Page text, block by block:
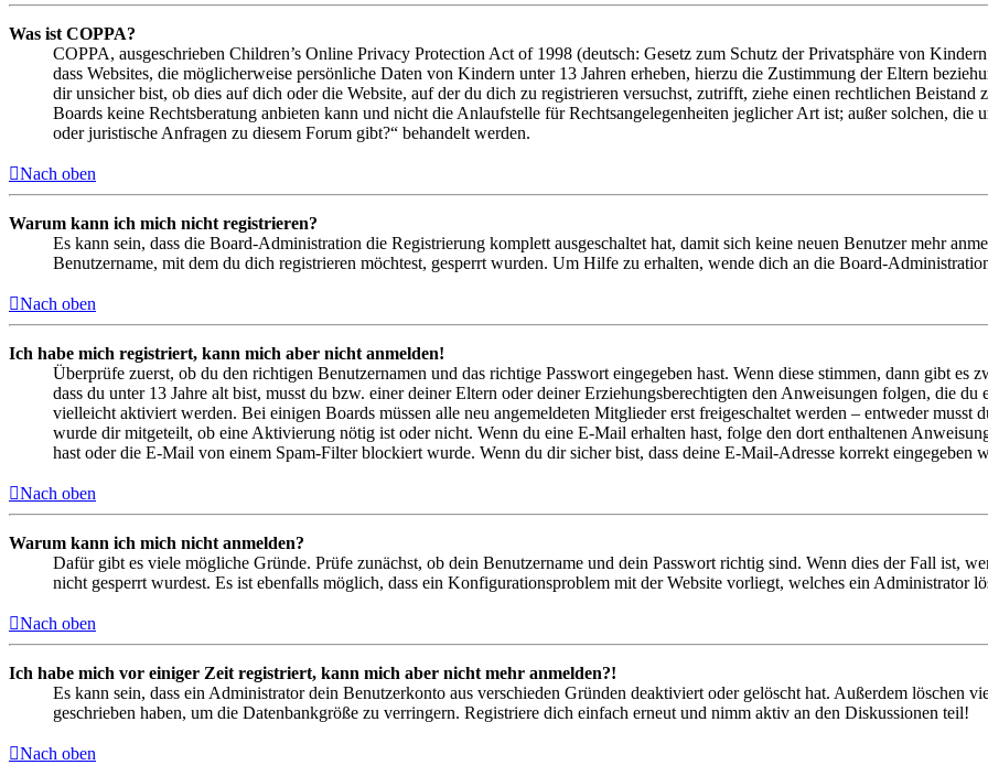
Was ist COPPA?
COPPA, ausgeschrieben Children’s Online Privacy Protection Act of 1998 (deutsch: Gesetz zum Schutz der Privatsphäre von
dass Websites, die möglicherweise persönliche Daten von Kindern unter 13 Jahren erheben, hierzu die Zustimmung der Eltern
dir unsicher bist, ob dies auf dich oder die Website, auf der du dich zu registrieren versuchst, zutrifft, ziehe einen rechtlichen
Boards keine Rechtsberatung anbieten kann und nicht die Anlaufstelle für Rechtsangelegenheiten jeglicher Art ist; außer solchen,
oder juristische Anfragen zu diesem Forum gibt?“ behandelt werden.
Nach oben
Warum kann ich mich nicht registrieren?
Es kann sein, dass die Board-Administration die Registrierung komplett ausgeschaltet hat, damit sich keine neuen Benutzer mehr
Benutzername, mit dem du dich registrieren möchtest, gesperrt wurden. Um Hilfe zu erhalten, wende dich an die Board-
Nach oben
Ich habe mich registriert, kann mich aber nicht anmelden!
Überprüfe zuerst, ob du den richtigen Benutzernamen und das richtige Passwort eingegeben hast. Wenn diese stimmen, dann gibt es
dass du unter 13 Jahre alt bist, musst du bzw. einer deiner Eltern oder deiner Erziehungsberechtigten den Anweisungen folgen, die
vielleicht aktiviert werden. Bei einigen Boards müssen alle neu angemeldeten Mitglieder erst freigeschaltet werden – entweder musst
wurde dir mitgeteilt, ob eine Aktivierung nötig ist oder nicht. Wenn du eine E-Mail erhalten hast, folge den dort enthaltenen
hast oder die E-Mail von einem Spam-Filter blockiert wurde. Wenn du dir sicher bist, dass deine E-Mail-Adresse korrekt eingegeben
Nach oben
Warum kann ich mich nicht anmelden?
Dafür gibt es viele mögliche Gründe. Prüfe zunächst, ob dein Benutzername und dein Passwort richtig sind. Wenn dies der Fall ist,
nicht gesperrt wurdest. Es ist ebenfalls möglich, dass ein Konfigurationsproblem mit der Website vorliegt, welches ein Administrator
Nach oben
Ich habe mich vor einiger Zeit registriert, kann mich aber nicht mehr anmelden?!
Es kann sein, dass ein Administrator dein Benutzerkonto aus verschieden Gründen deaktiviert oder gelöscht hat. Außerdem löschen
geschrieben haben, um die Datenbankgröße zu verringern. Registriere dich einfach erneut und nimm aktiv an den Diskussionen teil!
Nach oben